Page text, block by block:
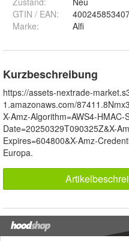
GTIN / EAN:
Marke:
Alfi
Kurzbeschreibung
https://assets-nextrade-
1.amazonaws.com/
X-Amz-Algorithm=AWS4-HMAC-
Date=20250329T090325Z&X-
Expires=604800&X-Amz-
Europa.